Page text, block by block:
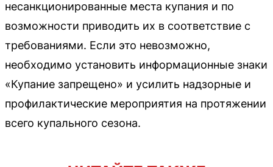
несанкционированные места купания и по
возможности приводить их в соответствие с
требованиями. Если это невозможно,
необходимо установить информационные знаки
«Купание запрещено» и усилить надзорные и
профилактические мероприятия на протяжении
всего купального сезона.